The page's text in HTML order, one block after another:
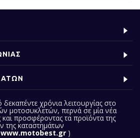
δεκαπέντε χρόνια λειτουργίας στο
μοτοσυκλετών, περνά σε μία νέα
προσφέροντας τα προϊόντα της
της καταστημάτων
www.motobest.gr )